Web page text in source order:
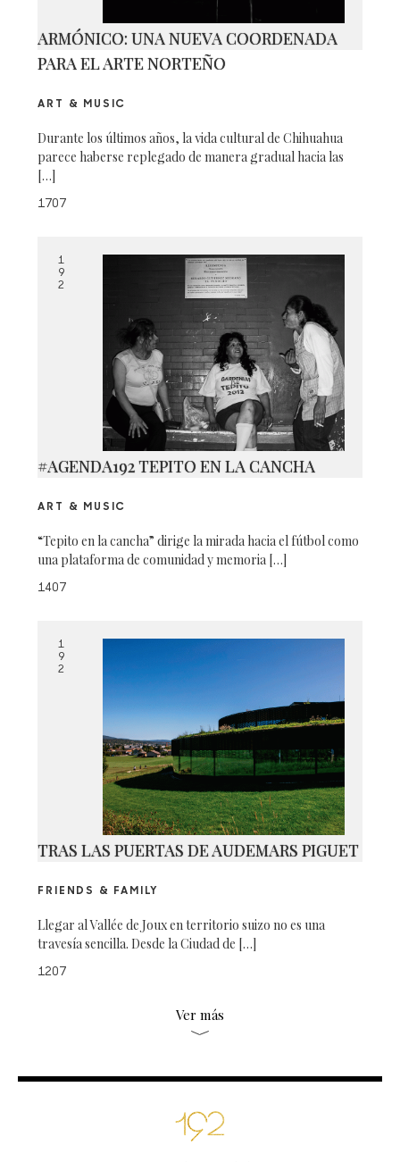
ARMÓNICO: UNA NUEVA COORDENADA
PARA EL ARTE NORTEÑO
ART & MUSIC
Durante los últimos años, la vida cultural de Chihuahua
parece haberse replegado de manera gradual hacia las
[…]
1707
1
9
2
#AGENDA192 TEPITO EN LA CANCHA
ART & MUSIC
“Tepito en la cancha” dirige la mirada hacia el fútbol como
una plataforma de comunidad y memoria […]
1407
1
9
2
TRAS LAS PUERTAS DE AUDEMARS PIGUET
FRIENDS & FAMILY
Llegar al Vallée de Joux en territorio suizo no es una
travesía sencilla. Desde la Ciudad de […]
1207
Ver más